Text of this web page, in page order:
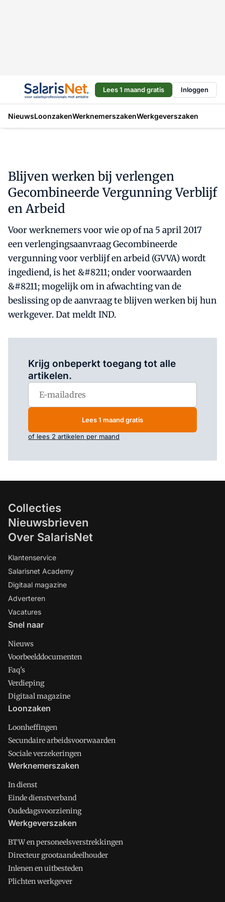
Lees 1 maand gratis Inloggen
NieuwsLoonzakenWerknemerszakenWerkgeverszaken
Blijven werken bij verlengen
Gecombineerde Vergunning Verblijf
en Arbeid
Voor werknemers voor wie op of na 5 april 2017
een verlengingsaanvraag Gecombineerde
vergunning voor verblijf en arbeid (GVVA) wordt
ingediend, is het &#8211; onder voorwaarden
&#8211; mogelijk om in afwachting van de
beslissing op de aanvraag te blijven werken bij hun
werkgever. Dat meldt IND.
Krijg onbeperkt toegang tot alle
artikelen.
Lees 1 maand gratis
of lees 2 artikelen per maand
Collecties
Nieuwsbrieven
Over SalarisNet
Klantenservice
Salarisnet Academy
Digitaal magazine
Adverteren
Vacatures
Snel naar
Nieuws
Voorbeelddocumenten
Faq's
Verdieping
Digitaal magazine
Loonzaken
Loonheffingen
Secundaire arbeidsvoorwaarden
Sociale verzekeringen
Werknemerszaken
In dienst
Einde dienstverband
Oudedagsvoorziening
Werkgeverszaken
BTW en personeelsverstrekkingen
Directeur grootaandeelhouder
Inlenen en uitbesteden
Plichten werkgever